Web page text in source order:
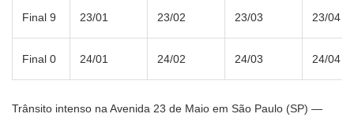
Final 9 23/01 23/02 23/03 23/04
Final 0 24/01 24/02 24/03 24/04
Trânsito intenso na Avenida 23 de Maio em São Paulo (SP) —